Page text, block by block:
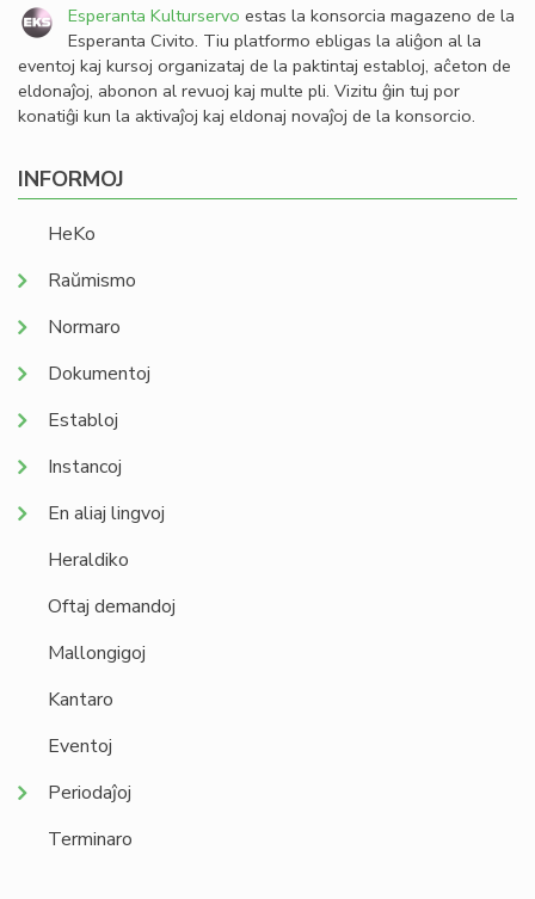
Esperanta Kulturservo estas la konsorcia magazeno de la
Esperanta Civito. Tiu platformo ebligas la aliĝon al la
eventoj kaj kursoj organizataj de la paktintaj establoj, aĉeton de
eldonaĵoj, abonon al revuoj kaj multe pli. Vizitu ĝin tuj por
konatiĝi kun la aktivaĵoj kaj eldonaj novaĵoj de la konsorcio.
INFORMOJ
HeKo
Raŭmismo
Normaro
Dokumentoj
Establoj
Instancoj
En aliaj lingvoj
Heraldiko
Oftaj demandoj
Mallongigoj
Kantaro
Eventoj
Periodaĵoj
Terminaro